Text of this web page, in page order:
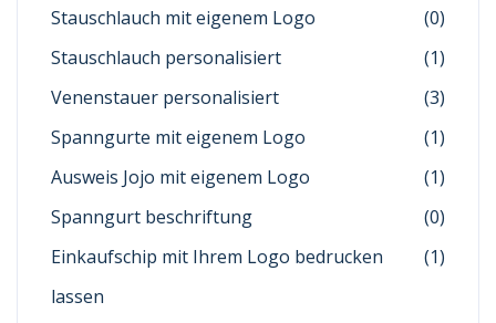
Stauschlauch mit eigenem Logo
(0)
Stauschlauch personalisiert
(1)
Venenstauer personalisiert
(3)
Spanngurte mit eigenem Logo
(1)
Ausweis Jojo mit eigenem Logo
(1)
Spanngurt beschriftung
(0)
Einkaufschip mit Ihrem Logo bedrucken
lassen
(1)